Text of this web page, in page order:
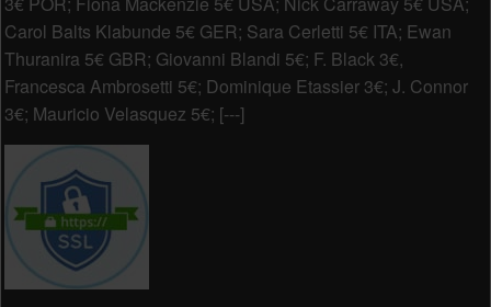
Carol Balts Klabunde 5€ GER; Sara Cerletti 5€ ITA; Ewan
Thuranira 5€ GBR; Giovanni Blandi 5€; F. Black 3€,
Francesca Ambrosetti 5€; Dominique Etassier 3€; J. Connor
3€; Mauricio Velasquez 5€; [---]